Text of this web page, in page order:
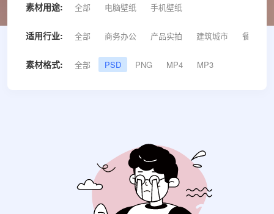
素材用途: 全部 电脑壁纸 手机壁纸
适用行业: 全部 商务办公 产品实拍 建筑城市 餐饮美食
素材格式: 全部 PSD PNG MP4 MP3